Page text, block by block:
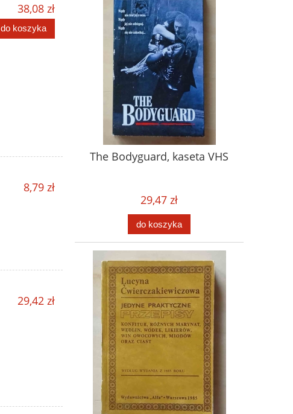
38,08 zł
do koszyka
8,79 zł
29,42 zł
The Bodyguard, kaseta VHS
29,47 zł
do koszyka